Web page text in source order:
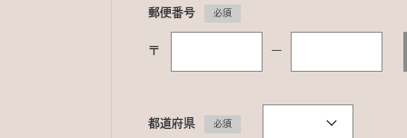
郵便番号 必須
〒 ー
都道府県 必須